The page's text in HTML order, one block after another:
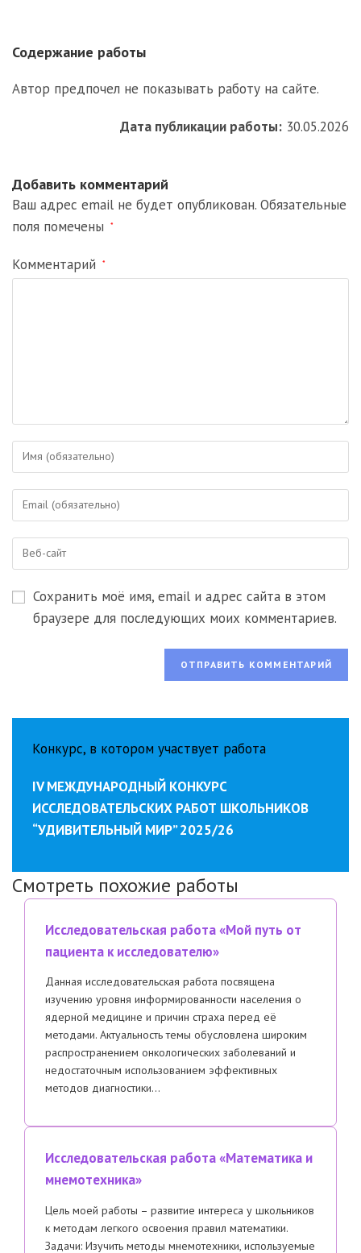
Содержание работы
Автор предпочел не показывать работу на сайте.
Дата публикации работы: 30.05.2026
Добавить комментарий
Ваш адрес email не будет опубликован. Обязательные
поля помечены
*
Комментарий *
Введите
или
имя
пользователя,
чтобы
прокомментировать
Введите
адрес,
чтобы
Введите
веб-
сайта
Сохранить моё имя, email и адрес сайта в этом
браузере для последующих моих комментариев.
Конкурс, в котором участвует работа
IV МЕЖДУНАРОДНЫЙ КОНКУРС
ИССЛЕДОВАТЕЛЬСКИХ РАБОТ ШКОЛЬНИКОВ
“УДИВИТЕЛЬНЫЙ МИР” 2025/26
Смотреть похожие работы
Исследовательская работа «Мой путь от
пациента к исследователю»
Данная исследовательская работа посвящена
изучению уровня информированности населения о
ядерной медицине и причин страха перед её
методами. Актуальность темы обусловлена широким
распространением онкологических заболеваний и
недостаточным использованием эффективных
методов диагностики…
Исследовательская работа «Математика и
мнемотехника»
Цель моей работы – развитие интереса у школьников
к методам легкого освоения правил математики.
Задачи: Изучить методы мнемотехники, используемые